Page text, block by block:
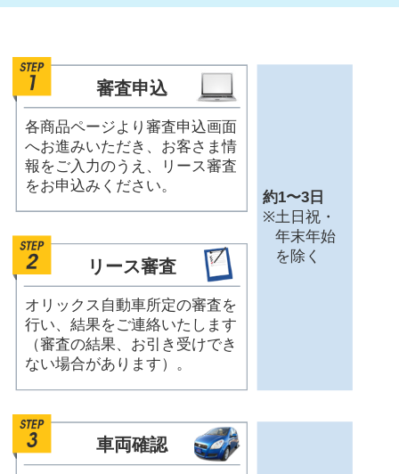
審査申込
各商品ページより審査申込画面
へお進みいただき、お客さま情
報をご入力のうえ、リース審査
をお申込みください。
リース審査
オリックス自動車所定の審査を
行い、結果をご連絡いたします
（審査の結果、お引き受けでき
ない場合があります）。
車両確認
約1〜3日
※土日祝・
年末年始
を除く